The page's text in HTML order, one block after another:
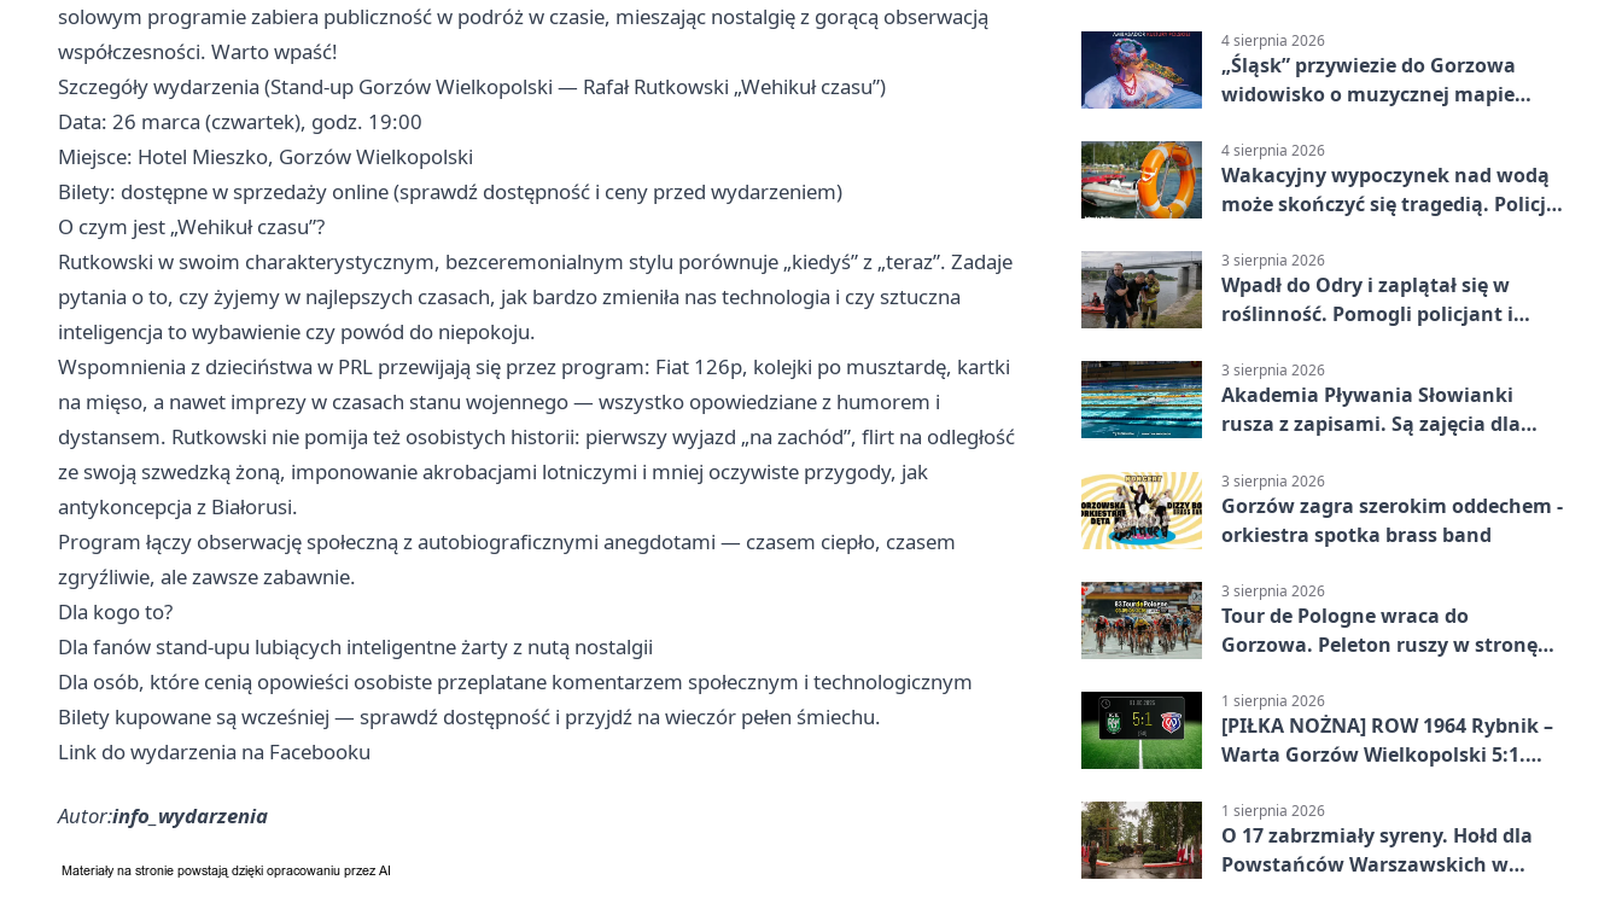
solowym programie zabiera publiczność w podróż w czasie, mieszając nostalgię z gorącą obserwacją
współczesności. Warto wpaść!
Szczegóły wydarzenia (Stand-up Gorzów Wielkopolski — Rafał Rutkowski „Wehikuł czasu”)
Data: 26 marca (czwartek), godz. 19:00
Miejsce: Hotel Mieszko, Gorzów Wielkopolski
Bilety: dostępne w sprzedaży online (sprawdź dostępność i ceny przed wydarzeniem)
O czym jest „Wehikuł czasu”?
Rutkowski w swoim charakterystycznym, bezceremonialnym stylu porównuje „kiedyś” z „teraz”. Zadaje
pytania o to, czy żyjemy w najlepszych czasach, jak bardzo zmieniła nas technologia i czy sztuczna
inteligencja to wybawienie czy powód do niepokoju.
Wspomnienia z dzieciństwa w PRL przewijają się przez program: Fiat 126p, kolejki po musztardę, kartki
na mięso, a nawet imprezy w czasach stanu wojennego — wszystko opowiedziane z humorem i
dystansem. Rutkowski nie pomija też osobistych historii: pierwszy wyjazd „na zachód”, flirt na odległość
ze swoją szwedzką żoną, imponowanie akrobacjami lotniczymi i mniej oczywiste przygody, jak
antykoncepcja z Białorusi.
Program łączy obserwację społeczną z autobiograficznymi anegdotami — czasem ciepło, czasem
zgryźliwie, ale zawsze zabawnie.
Dla kogo to?
Dla fanów stand-upu lubiących inteligentne żarty z nutą nostalgii
Dla osób, które cenią opowieści osobiste przeplatane komentarzem społecznym i technologicznym
Bilety kupowane są wcześniej — sprawdź dostępność i przyjdź na wieczór pełen śmiechu.
Link do wydarzenia na Facebooku
Autor:info_wydarzenia
4 sierpnia 2026
„Śląsk” przywiezie do Gorzowa
widowisko o muzycznej mapie
4 sierpnia 2026
Wakacyjny wypoczynek nad wodą
może skończyć się tragedią. Policja
3 sierpnia 2026
Wpadł do Odry i zaplątał się w
roślinność. Pomogli policjant i
3 sierpnia 2026
Akademia Pływania Słowianki
rusza z zapisami. Są zajęcia dla
3 sierpnia 2026
Gorzów zagra szerokim oddechem -
orkiestra spotka brass band
3 sierpnia 2026
Tour de Pologne wraca do
Gorzowa. Peleton ruszy w stronę
1 sierpnia 2026
[PIŁKA NOŻNA] ROW 1964 Rybnik –
Warta Gorzów Wielkopolski 5:1.
Lidze Grupa 3 (Grupa III)
1 sierpnia 2026
O 17 zabrzmiały syreny. Hołd dla
Powstańców Warszawskich w